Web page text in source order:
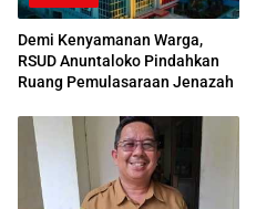
Demi Kenyamanan Warga,
RSUD Anuntaloko Pindahkan
Ruang Pemulasaraan Jenazah